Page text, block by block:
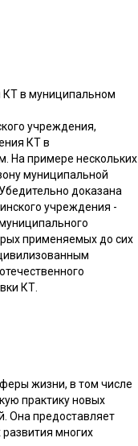
КТ в муниципальном
учреждения,
КТ в
На примере нескольких
муниципальной
доказана
учреждения -
применяемых до сих
КТ.
жизни, в том числе
практику новых
Она предоставляет
многих